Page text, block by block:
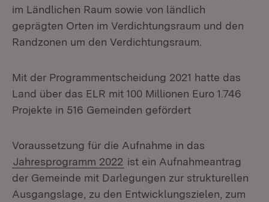
im Ländlichen Raum sowie von ländlich
geprägten Orten im Verdichtungsraum und den
Randzonen um den Verdichtungsraum.
Mit der Programmentscheidung 2021 hatte das
Land über das ELR mit 100 Millionen Euro 1.746
Projekte in 516 Gemeinden gefördert
Voraussetzung für die Aufnahme in das
Jahresprogramm 2022 ist ein Aufnahmeantrag
der Gemeinde mit Darlegungen zur strukturellen
Ausgangslage, zu den Entwicklungszielen, zum